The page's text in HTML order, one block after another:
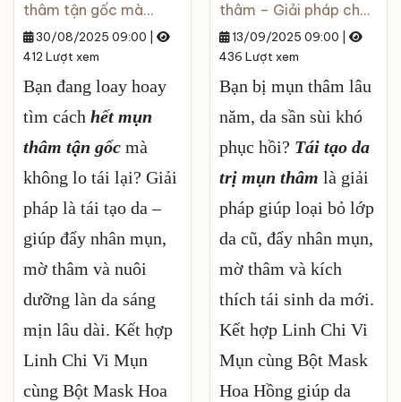
thâm tận gốc mà
không lo tái lại?
30/08/2025 09:00
412 Lượt xem
Bạn đang loay hoay
tìm cách hết mụn
thâm tận gốc mà
không lo tái lại? Giải
pháp là tái tạo da –
giúp đẩy nhân mụn,
mờ thâm và nuôi
dưỡng làn da sáng
mịn lâu dài. Kết hợp
Linh Chi Vi Mụn
cùng Bột Mask Hoa
thâm – Giải pháp cho
làn da sần sùi, thâm
lâu năm
13/09/2025 09:00
436 Lượt xem
Bạn bị mụn thâm lâu
năm, da sần sùi khó
phục hồi? Tái tạo da
trị mụn thâm là giải
pháp giúp loại bỏ lớp
da cũ, đẩy nhân mụn,
mờ thâm và kích
thích tái sinh da mới.
Kết hợp Linh Chi Vi
Mụn cùng Bột Mask
Hoa Hồng giúp da